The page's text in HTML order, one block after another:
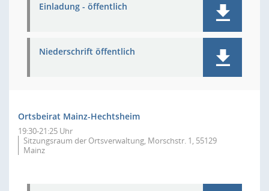
Einladung - öffentlich
Niederschrift öffentlich
Ortsbeirat Mainz-Hechtsheim
19:30-21:25 Uhr
Sitzungsraum der Ortsverwaltung, Morschstr. 1, 55129
Mainz